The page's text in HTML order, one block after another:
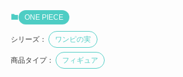
ONE PIECE
シリーズ： ワンピの実
商品タイプ： フィギュア